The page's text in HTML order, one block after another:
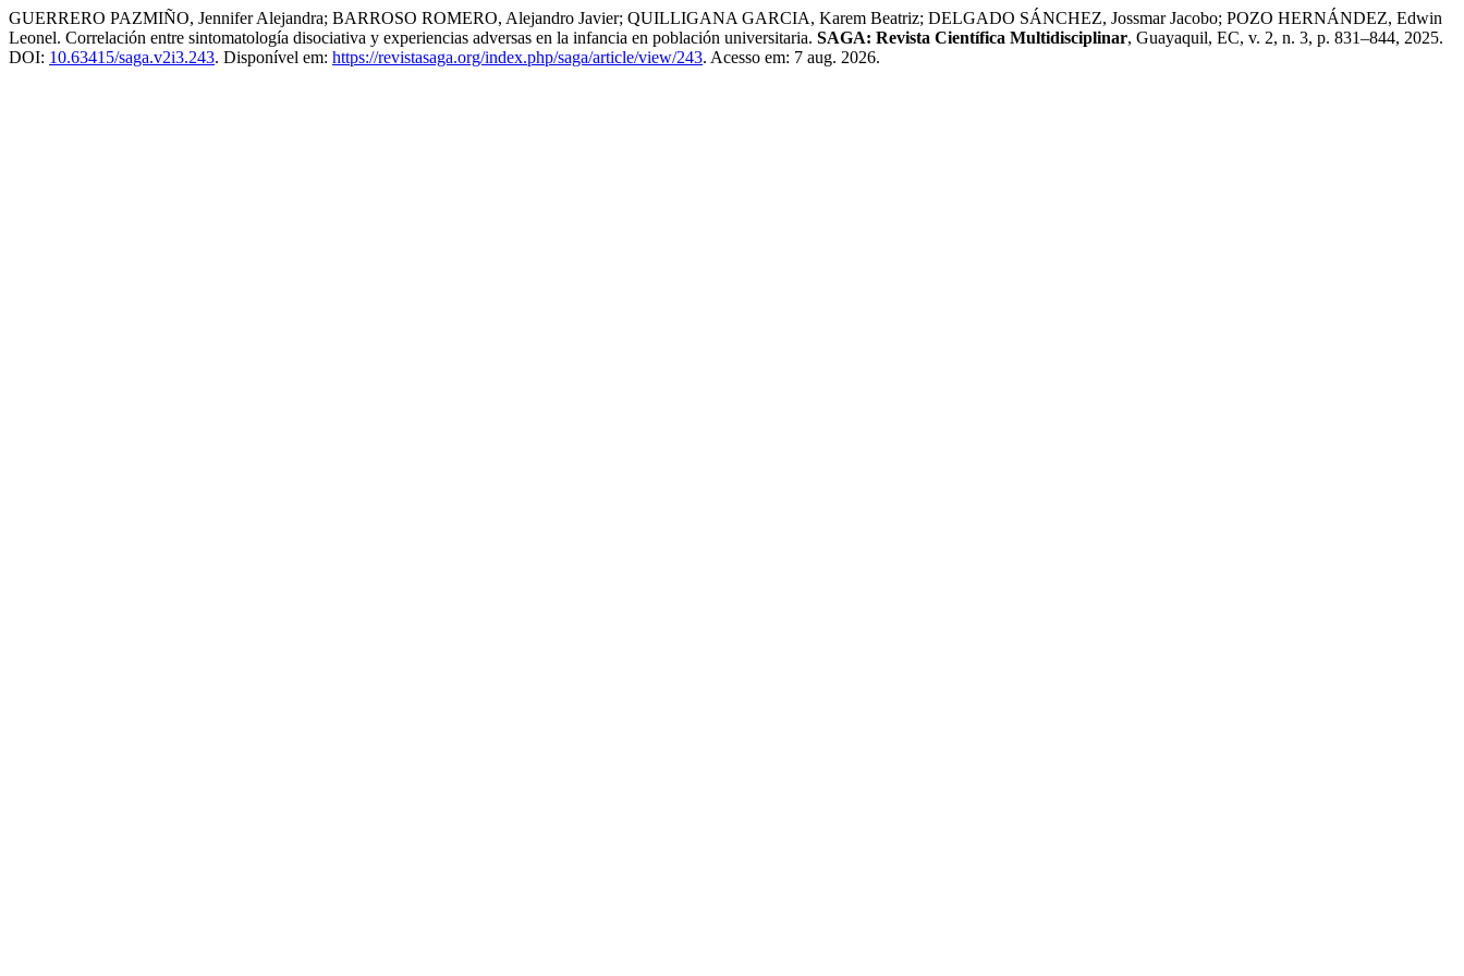
GUERRERO PAZMIÑO, Jennifer Alejandra; BARROSO ROMERO, Alejandro Javier; QUILLIGANA GARCIA, Karem Beatriz; DELGADO SÁNCHEZ, Jossmar Jacobo; POZO HERNÁNDEZ, Edwin
Leonel. Correlación entre sintomatología disociativa y experiencias adversas en la infancia en población universitaria. SAGA: Revista Científica Multidisciplinar, Guayaquil, EC, v. 2, n. 3, p. 831–844, 2025.
DOI: 10.63415/saga.v2i3.243. Disponível em: https://revistasaga.org/index.php/saga/article/view/243. Acesso em: 7 aug. 2026.